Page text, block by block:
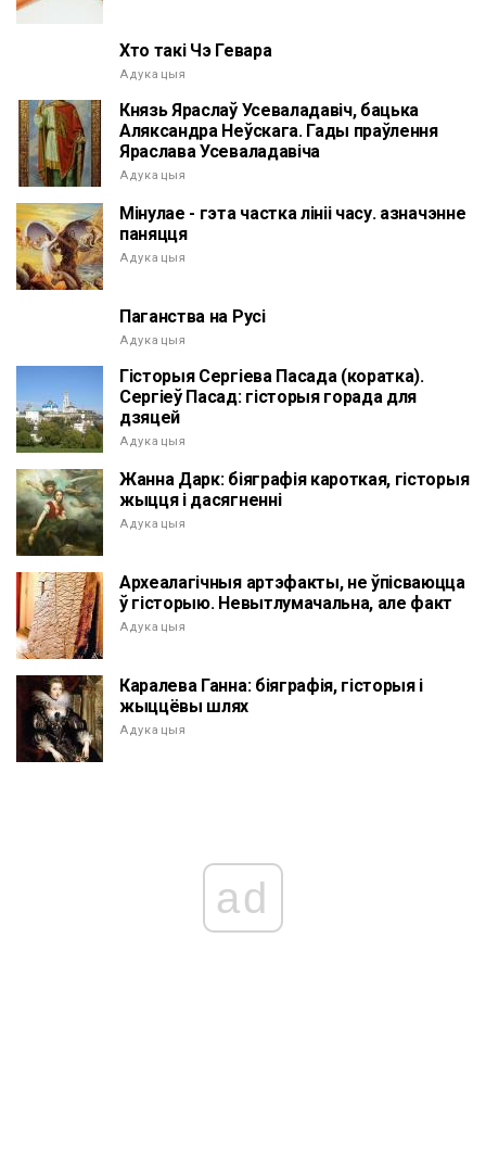
Хто такі Чэ Гевара
Адукацыя
Князь Яраслаў Усеваладавіч, бацька
Аляксандра Неўскага. Гады праўлення
Яраслава Усеваладавіча
Адукацыя
Мінулае - гэта частка лініі часу. азначэнне
паняцця
Адукацыя
Паганства на Русі
Адукацыя
Гісторыя Сергіева Пасада (коратка).
Сергіеў Пасад: гісторыя горада для
дзяцей
Адукацыя
Жанна Дарк: біяграфія кароткая, гісторыя
жыцця і дасягненні
Адукацыя
Археалагічныя артэфакты, не ўпісваюцца
ў гісторыю. Невытлумачальна, але факт
Адукацыя
Каралева Ганна: біяграфія, гісторыя і
жыццёвы шлях
Адукацыя
ad